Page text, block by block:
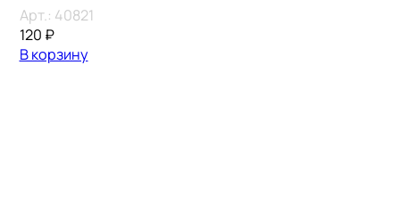
Арт.: 40821
120 ₽
В корзину